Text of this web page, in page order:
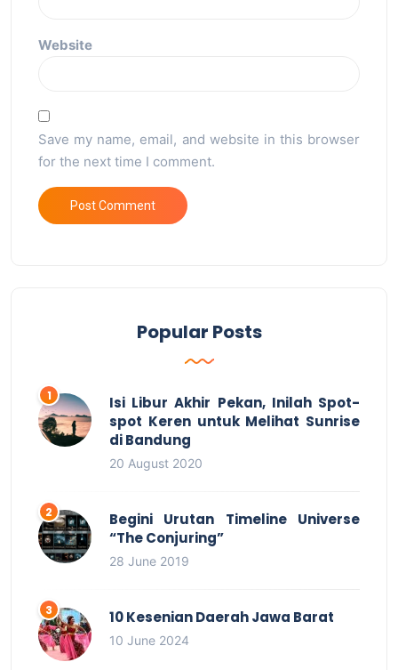
Website
Save my name, email, and website in this browser
for the next time I comment.
Popular Posts
Isi Libur Akhir Pekan, Inilah Spot-
spot Keren untuk Melihat Sunrise
di Bandung
20 August 2020
Begini Urutan Timeline Universe
“The Conjuring”
28 June 2019
10 Kesenian Daerah Jawa Barat
10 June 2024